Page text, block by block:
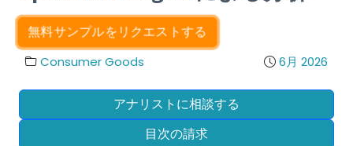
無料サンプルをリクエストする
Consumer Goods 6月 2026
アナリストに相談する
目次の請求